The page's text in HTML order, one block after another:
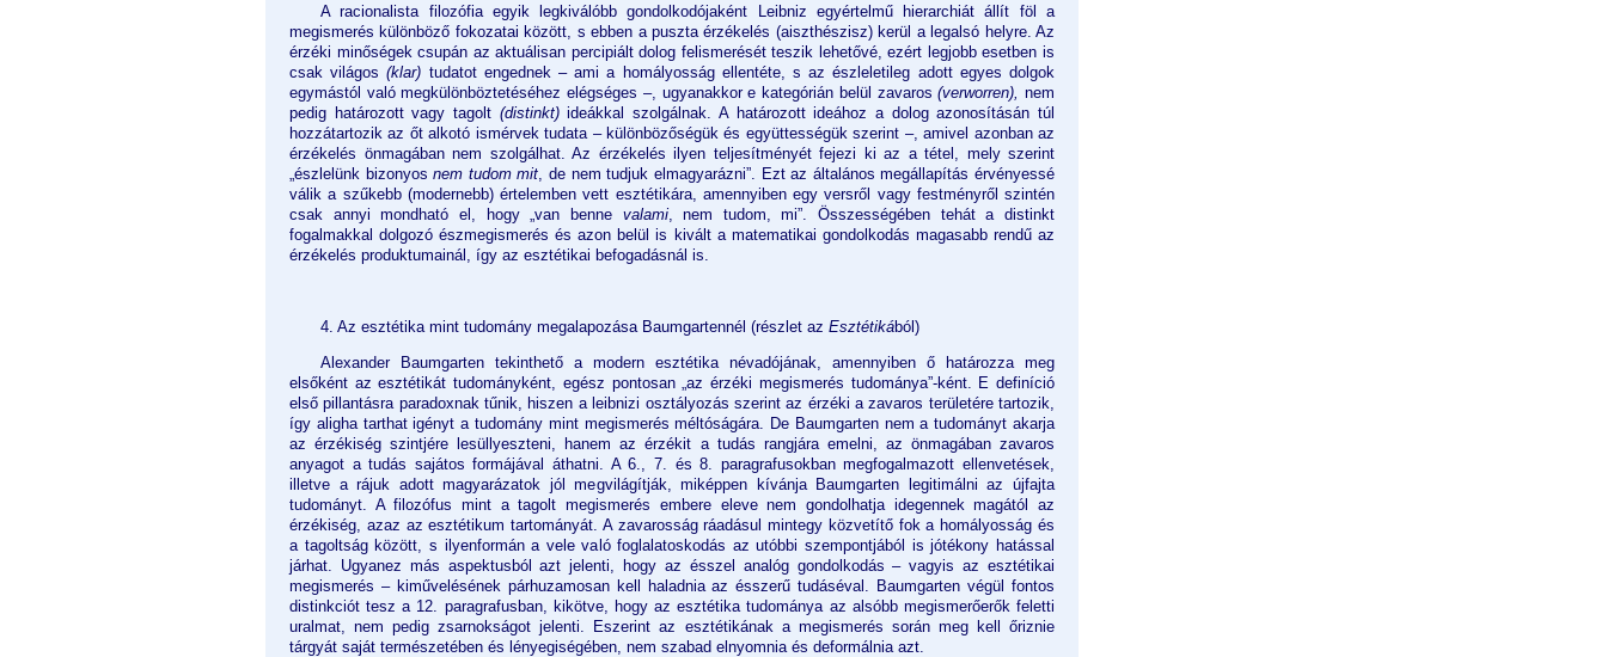
A racionalista filozófia egyik legkiválóbb gondolkodójaként Leibniz egyértelmű hierarchiát állít föl a
megismerés különböző fokozatai között, s ebben a puszta érzékelés (aiszthészisz) kerül a legalsó helyre. Az
érzéki minőségek csupán az aktuálisan percipiált dolog felismerését teszik lehetővé, ezért legjobb esetben is
csak világos(klar) tudatot engednek – ami a homályosság ellentéte, s az észleletileg adott egyes dolgok
egymástól való megkülönböztetéséhez elégséges –, ugyanakkor e kategórián belül zavaros(verworren), nem
pedig határozott vagy tagolt (distinkt)ideákkal szolgálnak. A határozott ideához a dolog azonosításán túl
hozzátartozik az őt alkotó ismérvek tudata – különbözőségük és együttességük szerint –, amivel azonban az
érzékelés önmagában nem szolgálhat. Az érzékelés ilyen teljesítményét fejezi ki az a tétel, mely szerint
„észlelünk bizonyosnem tudom mit , de nem tudjuk elmagyarázni”. Ezt az általános megállapítás érvényessé
válik a szűkebb (modernebb) értelemben vett esztétikára, amennyiben egy versről vagy festményről szintén
csak annyi mondható el, hogy „van benne valami, nem tudom, mi”. Összességében tehát a distinkt
fogalmakkal dolgozó észmegismerés és azon belül is kivált a matematikai gondolkodás magasabb rendű az
érzékelés produktumainál, így az esztétikai befogadásnál is.
4. Az esztétika mint tudomány megalapozása Baumgartennél (részlet az Esztétikából)
Alexander Baumgarten tekinthető a modern esztétika névadójának, amennyiben ő határozza meg
elsőként az esztétikát tudományként, egész pontosan „az érzéki megismerés tudománya”-ként. E definíció
első pillantásra paradoxnak tűnik, hiszen a leibnizi osztályozás szerint az érzéki a zavaros területére tartozik,
így aligha tarthat igényt a tudomány mint megismerés méltóságára. De Baumgarten nem a tudományt akarja
az érzékiség szintjére lesüllyeszteni, hanem az érzékit a tudás rangjára emelni, az önmagában zavaros
anyagot a tudás sajátos formájával áthatni. A 6., 7. és 8. paragrafusokban megfogalmazott ellenvetések,
illetve a rájuk adott magyarázatok jól megvilágítják, miképpen kívánja Baumgarten legitimálni az újfajta
tudományt. A filozófus mint a tagolt megismerés embere eleve nem gondolhatja idegennek magától az
érzékiség, azaz az esztétikum tartományát. A zavarosság ráadásul mintegy közvetítő fok a homályosság és
a tagoltság között, s ilyenformán a vele való foglalatoskodás az utóbbi szempontjából is jótékony hatással
járhat. Ugyanez más aspektusból azt jelenti, hogy az ésszel analóg gondolkodás – vagyis az esztétikai
megismerés – kiművelésének párhuzamosan kell haladnia az ésszerű tudáséval. Baumgarten végül fontos
distinkciót tesz a 12. paragrafusban, kikötve, hogy az esztétika tudománya az alsóbb megismerőerők feletti
uralmat, nem pedig zsarnokságot jelenti. Eszerint az esztétikának a megismerés során meg kell őriznie
tárgyát saját természetében és lényegiségében, nem szabad elnyomnia és deformálnia azt.